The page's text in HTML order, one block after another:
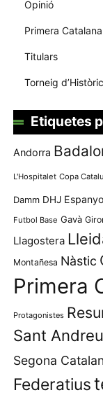
Opinió
Primera Catalana
Titulars
Torneig
Etiquetes
Andorra
L'Hospitalet Copa
Damm DHJ
Futbol Base Gavà
Llagostera
Montañesa Nàstic
Primera
Protagonistes
Sant Andreu
Segona
Federatius